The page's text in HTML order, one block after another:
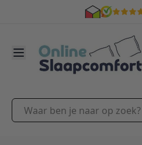
Waar ben je naar op zoek?